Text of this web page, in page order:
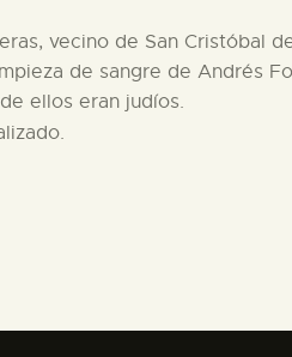
vecino de San Cristóbal
de sangre de Andrés
ellos eran judíos.